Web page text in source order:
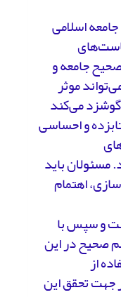
اسلامی
جامعه و
موثر
گوشزد می‌کند
و احساسی
مسئولان باید
اهتمام
و سپس با
صحیح در این
از
تحقق این